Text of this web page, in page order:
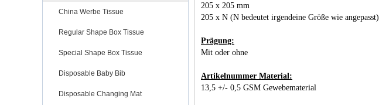
China Werbe Tissue
Regular Shape Box Tissue
Special Shape Box Tissue
Disposable Baby Bib
Disposable Changing Mat
205 x 205 mm
205 x N (N bedeutet irgendeine Größe wie angepasst)
Prägung:
Mit oder ohne
Artikelnummer Material:
13,5 +/- 0,5 GSM Gewebematerial